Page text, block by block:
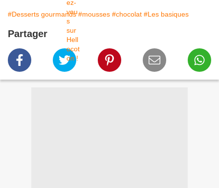
#Desserts gourmands #mousses #chocolat #Les basiques
Partager